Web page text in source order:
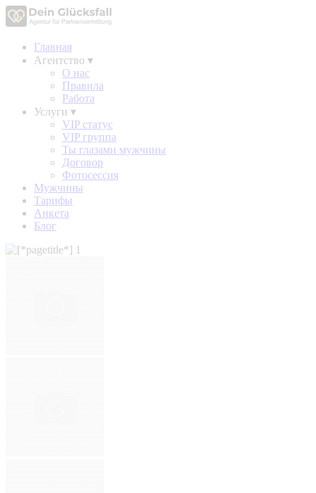
Главная
Агентство ▾
О нас
Правила
Работа
Услуги ▾
VIP статус
VIP группа
Ты глазами мужчины
Договор
Фотосессия
Мужчины
Тарифы
Анкета
Блог